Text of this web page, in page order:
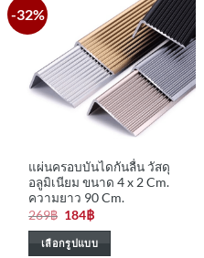
variants.
The
options
may
be
chosen
product
page
-32%
แผ่นครอบบันไดกันลื่น วัสดุ
อลูมิเนียม ขนาด 4 x 2 Cm.
ความยาว 90 Cm.
269฿ Original
price
was:
269฿.
184฿Current
is:
184฿.
เลือกรูปแบบ